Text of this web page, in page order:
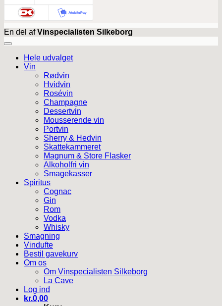
En del afVinspecialisten Silkeborg
Hele udvalget
Vin
Rødvin
Hvidvin
Rosévin
Champagne
Dessertvin
Mousserende vin
Portvin
Sherry & Hedvin
Skattekammeret
Magnum & Store Flasker
Alkoholfri vin
Smagekasser
Spiritus
Cognac
Gin
Rom
Vodka
Whisky
Smagning
Vindufte
Bestil gavekurv
Om os
Om Vinspecialisten Silkeborg
La Cave
Log ind
kr.0,00